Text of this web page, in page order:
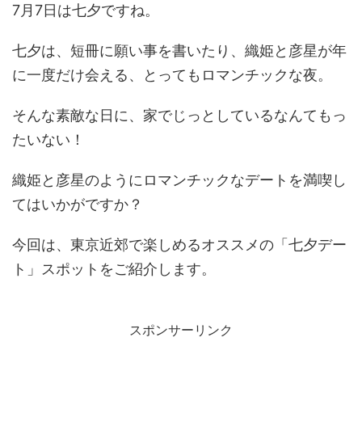
7月7日は七夕ですね。
七夕は、短冊に願い事を書いたり、織姫と彦星が年
に一度だけ会える、とってもロマンチックな夜。
そんな素敵な日に、家でじっとしているなんてもっ
たいない！
織姫と彦星のようにロマンチックなデートを満喫し
てはいかがですか？
今回は、東京近郊で楽しめるオススメの「七夕デー
ト」スポットをご紹介します。
スポンサーリンク